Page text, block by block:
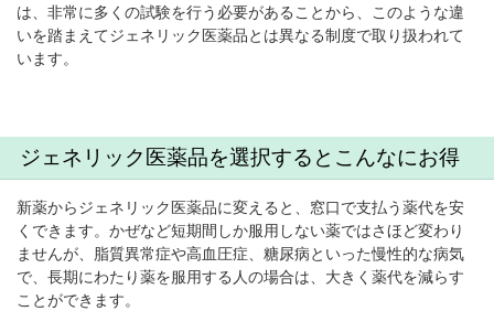
は、非常に多くの試験を行う必要があることから、このような違
いを踏まえてジェネリック医薬品とは異なる制度で取り扱われて
います。
ジェネリック医薬品を選択するとこんなにお得
新薬からジェネリック医薬品に変えると、窓口で支払う薬代を安
くできます。かぜなど短期間しか服用しない薬ではさほど変わり
ませんが、脂質異常症や高血圧症、糖尿病といった慢性的な病気
で、長期にわたり薬を服用する人の場合は、大きく薬代を減らす
ことができます。